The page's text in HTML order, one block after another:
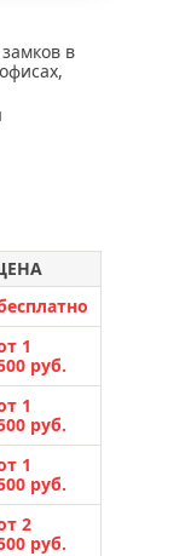
в
1
руб.
1
руб.
1
руб.
2
руб.